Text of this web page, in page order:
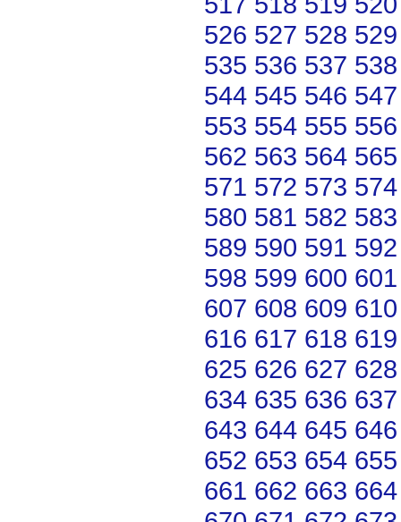
526 527 528 529
535 536 537 538
544 545 546 547
553 554 555 556
562 563 564 565
571 572 573 574
580 581 582 583
589 590 591 592
598 599 600 601
607 608 609 610
616 617 618 619
625 626 627 628
634 635 636 637
643 644 645 646
652 653 654 655
661 662 663 664